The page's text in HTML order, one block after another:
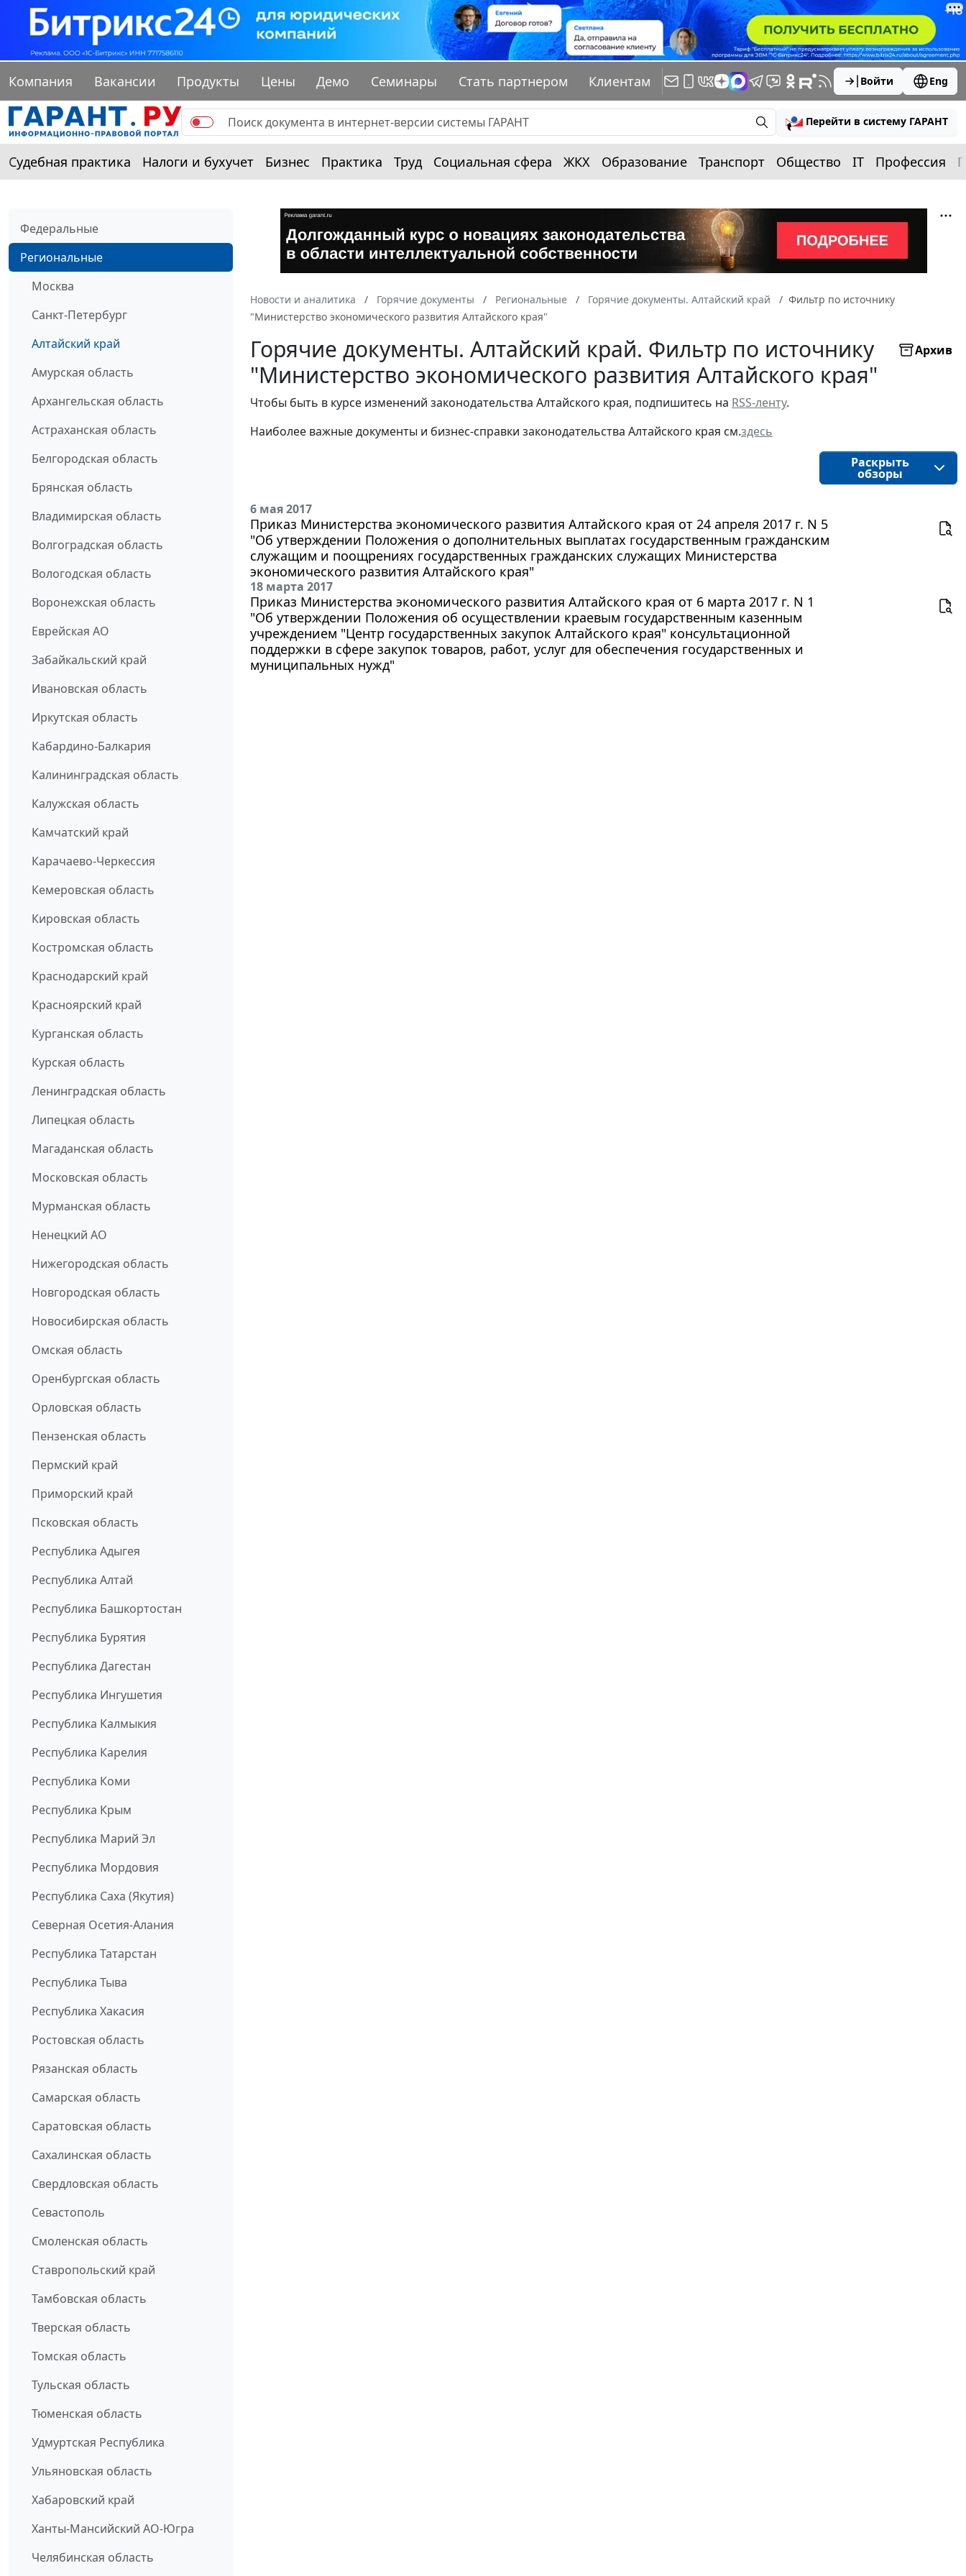
Компания Вакансии Продукты Цены Демо Семинары Стать партнером Клиентам Войти Eng
Перейти в систему ГАРАНТ
Судебная практика Налоги и бухучет Бизнес Практика Труд Социальная сфера ЖКХ Образование Транспорт Общество IT Профессия
Федеральные
Региональные
Москва
Санкт-Петербург
Алтайский край
Амурская область
Архангельская область
Астраханская область
Белгородская область
Брянская область
Владимирская область
Волгоградская область
Вологодская область
Воронежская область
Еврейская АО
Забайкальский край
Ивановская область
Иркутская область
Кабардино-Балкария
Калининградская область
Калужская область
Камчатский край
Карачаево-Черкессия
Кемеровская область
Кировская область
Костромская область
Краснодарский край
Красноярский край
Курганская область
Курская область
Ленинградская область
Липецкая область
Магаданская область
Московская область
Мурманская область
Ненецкий АО
Нижегородская область
Новгородская область
Новосибирская область
Омская область
Оренбургская область
Орловская область
Пензенская область
Пермский край
Приморский край
Псковская область
Республика Адыгея
Республика Алтай
Республика Башкортостан
Республика Бурятия
Республика Дагестан
Республика Ингушетия
Республика Калмыкия
Республика Карелия
Республика Коми
Республика Крым
Республика Марий Эл
Республика Мордовия
Республика Саха (Якутия)
Северная Осетия-Алания
Республика Татарстан
Республика Тыва
Республика Хакасия
Ростовская область
Рязанская область
Самарская область
Саратовская область
Сахалинская область
Свердловская область
Севастополь
Смоленская область
Ставропольский край
Тамбовская область
Тверская область
Томская область
Тульская область
Тюменская область
Удмуртская Республика
Ульяновская область
Хабаровский край
Ханты-Мансийский АО-Югра
Челябинская область
Новости и аналитика Горячие документы Региональные Горячие документы. Алтайский край
Фильтр по источнику
"Министерство экономического развития Алтайского края"
Горячие документы. Алтайский край. Фильтр по источнику
"Министерство экономического развития Алтайского края"
Архив
Чтобы быть в курсе изменений законодательства Алтайского края, подпишитесь на RSS-ленту.
Наиболее важные документы и бизнес-справки законодательства Алтайского края см.здесь
Раскрыть
обзоры
6 мая 2017
Приказ Министерства экономического развития Алтайского края от 24 апреля 2017 г. N 5
"Об утверждении Положения о дополнительных выплатах государственным гражданским
служащим и поощрениях государственных гражданских служащих Министерства
экономического развития Алтайского края"
18 марта 2017
Приказ Министерства экономического развития Алтайского края от 6 марта 2017 г. N 1
"Об утверждении Положения об осуществлении краевым государственным казенным
учреждением "Центр государственных закупок Алтайского края" консультационной
поддержки в сфере закупок товаров, работ, услуг для обеспечения государственных и
муниципальных нужд"